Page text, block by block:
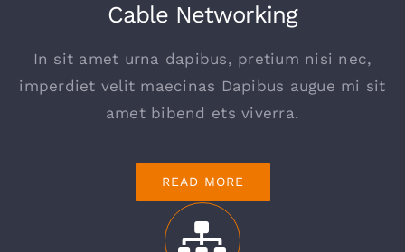
Cable Networking
In sit amet urna dapibus, pretium nisi nec,
imperdiet velit maecinas Dapibus augue mi sit
amet bibend ets viverra.
READ MORE